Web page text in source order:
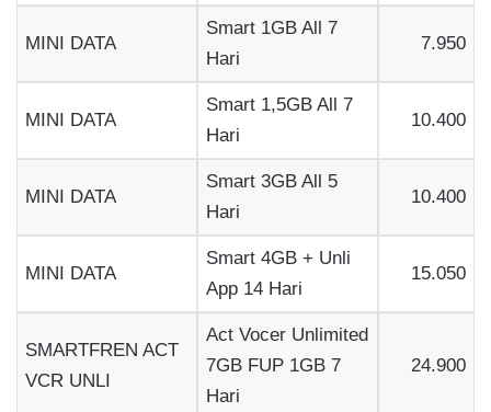
MINI DATA
Smart 1GB All 7
Hari
7.950
MINI DATA
Smart 1,5GB All 7
Hari
10.400
MINI DATA
Smart 3GB All 5
Hari
10.400
MINI DATA
Smart 4GB + Unli
App 14 Hari
15.050
SMARTFREN ACT
VCR UNLI
Act Vocer Unlimited
7GB FUP 1GB 7
Hari
24.900